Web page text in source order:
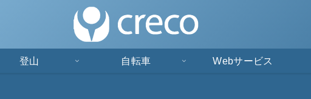
登山 自転車 Webサービス